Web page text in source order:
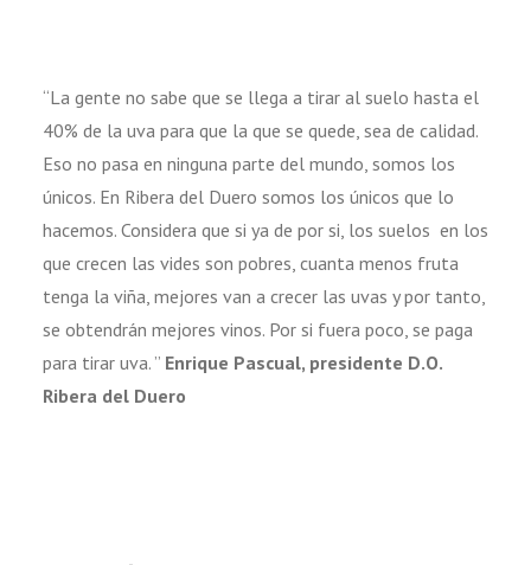
“La gente no sabe que se llega a tirar al suelo hasta el
40% de la uva para que la que se quede, sea de calidad.
Eso no pasa en ninguna parte del mundo, somos los
únicos. En Ribera del Duero somos los únicos que lo
hacemos. Considera que si ya de por si, los suelos en los
que crecen las vides son pobres, cuanta menos fruta
tenga la viña, mejores van a crecer las uvas y por tanto,
se obtendrán mejores vinos. Por si fuera poco, se paga
para tirar uva. ” Enrique Pascual, presidente D.O.
Ribera del Duero